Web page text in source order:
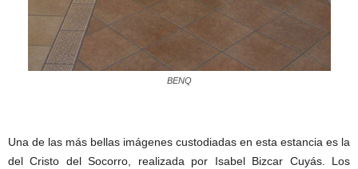
BENQ
Una de las más bellas imágenes custodiadas en esta estancia es la
del Cristo del Socorro, realizada por Isabel Bizcar Cuyás. Los